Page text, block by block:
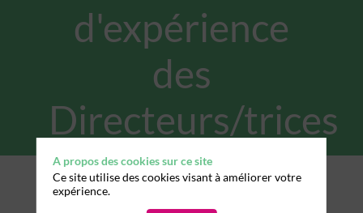
d'expérience
des
Directeurs/trices
A propos des cookies sur ce site
Ce site utilise des cookies visant à améliorer votre
expérience.